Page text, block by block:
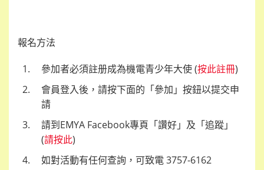
報名方法
參加者必須註册成為機電青少年大使(按此註冊)
會員登入後，請按下面的「參加」按鈕以提交申
請
請到EMYA Facebook專頁「讚好」及「追蹤」
(請按此)
如對活動有任何查詢，可致電3757-6162